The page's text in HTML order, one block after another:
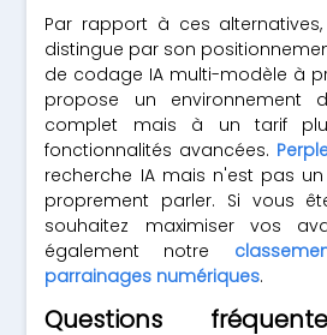
Par rapport à ces
distingue par son
de codage IA multi-modèle à
propose un environnement
complet mais à un tarif
fonctionnalités avancées.
recherche IA mais n'est pas
proprement parler. Si vous
souhaitez maximiser vos
également notre
parrainages numériques.
Questions